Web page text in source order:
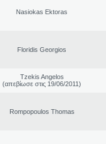
Nasiokas Ektoras
Floridis Georgios
Tzekis Angelos
(απεβίωσε στις 19/06/2011)
Rompopoulos Thomas